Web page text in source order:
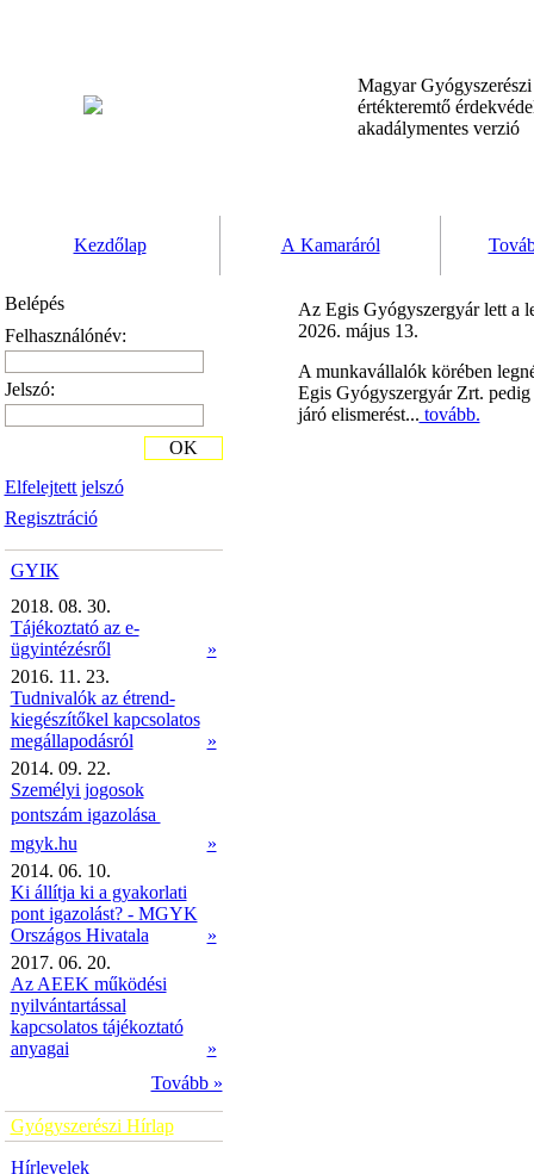
Magyar
értékteremtő
akadálymentes verzió
Kezdőlap A Kamaráról
Belépés
Felhasználónév:
Jelszó:
Elfelejtett jelszó
Regisztráció
OK
GYIK
2018. 08. 30.
Tájékoztató az e-
ügyintézésről
»
2016. 11. 23.
Tudnivalók az étrend-
kiegészítőkel kapcsolatos
megállapodásról
»
2014. 09. 22.
Személyi jogosok
pontszám igazolása 
mgyk.hu
»
2014. 06. 10.
Ki állítja ki a gyakorlati
pont igazolást? - MGYK
Országos Hivatala
»
2017. 06. 20.
Az AEEK működési
nyilvántartással
kapcsolatos tájékoztató
anyagai
»
Tovább »
Gyógyszerészi Hírlap
Hírlevelek
Az Egis Gyógyszergyár lett a
2026. május 13.
A munkavállalók körében
Egis Gyógyszergyár Zrt.
járó elismerést... tovább.